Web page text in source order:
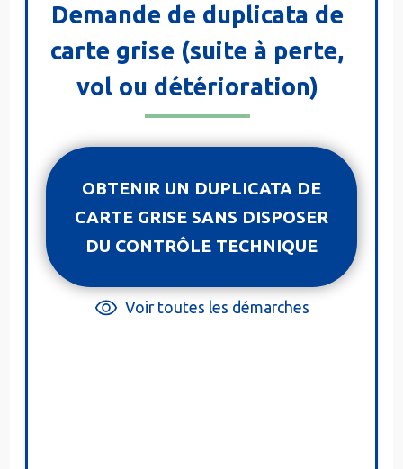
Demande de duplicata de
carte grise (suite à perte,
vol ou détérioration)
OBTENIR UN DUPLICATA DE
CARTE GRISE SANS DISPOSER
DU CONTRÔLE TECHNIQUE
Voir toutes les démarches